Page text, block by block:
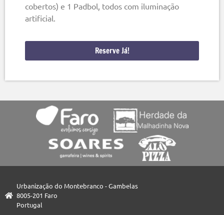
cobertos) e 1 Padbol, todos com iluminação
artificial.
Reserve Já!
Urbanização do Montebranco - Gambelas
8005-201 Faro
Portugal